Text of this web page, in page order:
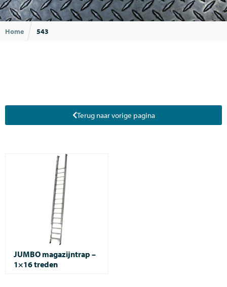
Home 543
Terug naar vorige pagina
JUMBO magazijntrap –
1×16 treden